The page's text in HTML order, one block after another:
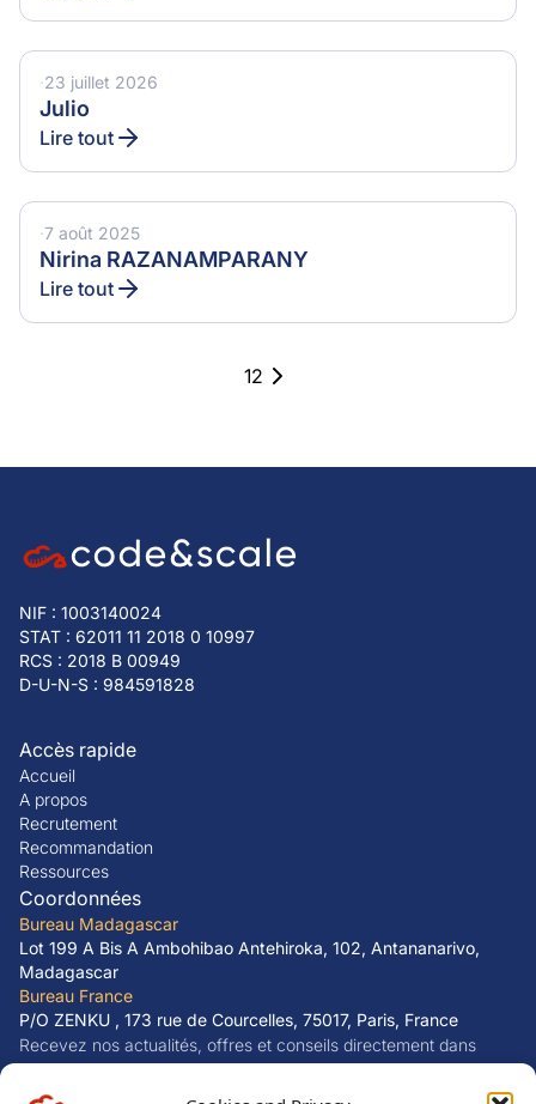
·23 juillet 2026
Julio
Lire tout
·7 août 2025
Nirina RAZANAMPARANY
Lire tout
12
NIF : 1003140024
STAT : 62011 11 2018 0 10997
RCS : 2018 B 00949
D-U-N-S : 984591828
Accès rapide
Accueil
A propos
Recrutement
Recommandation
Ressources
Coordonnées
Bureau Madagascar
Lot 199 A Bis A Ambohibao Antehiroka, 102, Antananarivo,
Madagascar
Bureau France
P/O ZENKU , 173 rue de Courcelles, 75017, Paris, France
Recevez nos actualités, offres et conseils directement dans